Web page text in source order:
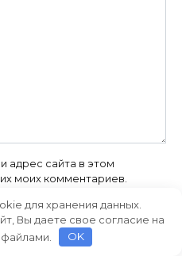
адрес сайта в этом
моих комментариев.
для хранения данных.
Вы даете свое согласие на
OK